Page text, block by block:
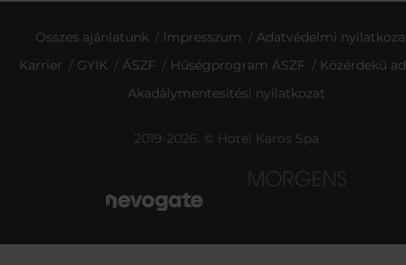
Összes ajánlatunk Impresszum
Adatvédelmi
Karrier
GYIK ÁSZF Hűségprogram ÁSZF
Közérdekű
Akadálymentesítési nyilatkozat
2019-2026. © Hotel Karos Spa